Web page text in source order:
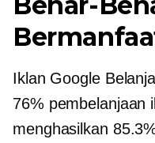
Iklan Google
76% pembelanjaan
menghasilkan